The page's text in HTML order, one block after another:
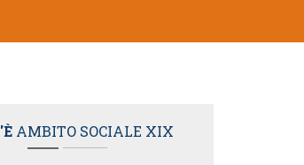
AMBITO SOCIALE XIX